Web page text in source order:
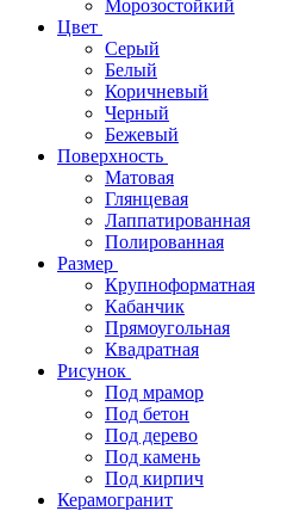
Морозостойкий
Цвет
Серый
Белый
Коричневый
Черный
Бежевый
Поверхность
Матовая
Глянцевая
Лаппатированная
Полированная
Размер
Крупноформатная
Кабанчик
Прямоугольная
Квадратная
Рисунок
Под мрамор
Под бетон
Под дерево
Под камень
Под кирпич
Керамогранит